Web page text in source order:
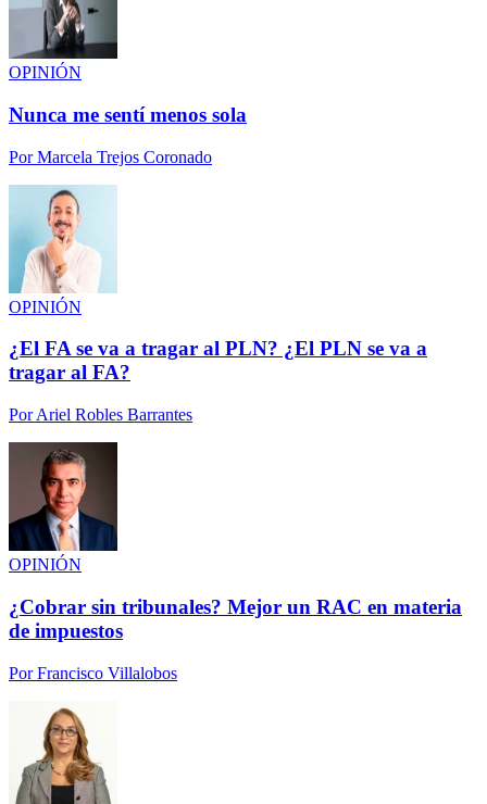
OPINIÓN
Nunca me sentí menos sola
PorMarcela Trejos Coronado
OPINIÓN
¿El FA se va a tragar al PLN? ¿El PLN se va a
tragar al FA?
PorAriel Robles Barrantes
OPINIÓN
¿Cobrar sin tribunales? Mejor un RAC en materia
de impuestos
PorFrancisco Villalobos